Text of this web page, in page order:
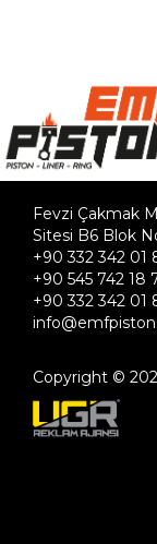
Fevzi Çakmak
Sitesi B6 Blok
+90 332 342 01
+90 545 742 18
+90 332 342 01
Copyright ©